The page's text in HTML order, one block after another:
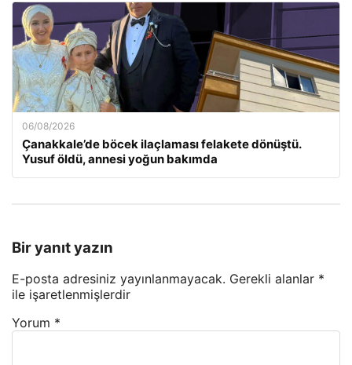
06/08/2026
Çanakkale’de böcek ilaçlaması felakete dönüştü.
Yusuf öldü, annesi yoğun bakımda
Bir yanıt yazın
E-posta adresiniz yayınlanmayacak. Gerekli alanlar *
ile işaretlenmişlerdir
Yorum *